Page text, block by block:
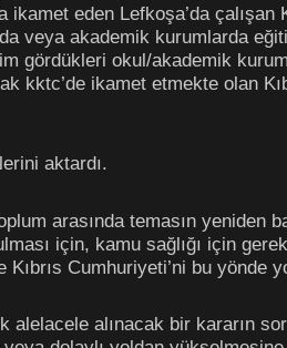
ikamet eden Lefkoşa’da
veya akademik kurumlarda
gördükleri okul/akademik
kktc’de ikamet etmekte olan
aktardı.
arasında temasın yeniden
için, kamu sağlığı için
Cumhuriyeti’ni bu yönde
alelacele alınacak bir kararın